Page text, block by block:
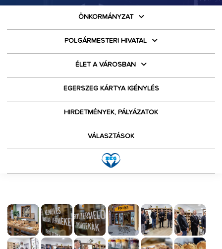
ÖNKORMÁNYZAT
POLGÁRMESTERI HIVATAL
ÉLET A VÁROSBAN
EGERSZEG KÁRTYA IGÉNYLÉS
HIRDETMÉNYEK, PÁLYÁZATOK
VÁLASZTÁSOK